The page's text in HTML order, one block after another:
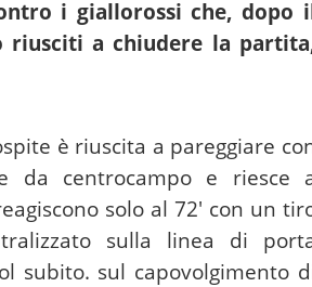
b
o
d
ai
l
e
gr
m
i giallorossi che, dopo
riusciti a chiudere la
è riuscita a pareggiare
da centrocampo e riesce
solo al 72′ con un
sulla linea di
subito. sul capovolgimento